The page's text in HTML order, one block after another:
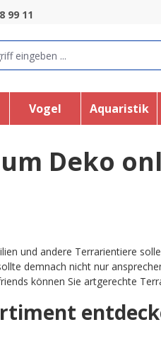
99 11
Vogel Aquaristik
Deko
und andere Terrarientiere
demnach nicht nur
können Sie artgerechte